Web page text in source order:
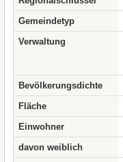
Gemeindetyp
Verwaltung
Bevölkerungsdichte
Fläche
Einwohner
davon weiblich